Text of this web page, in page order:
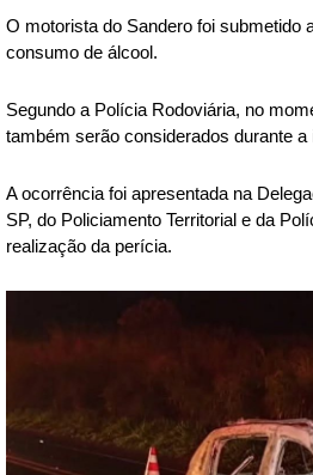
O motorista do Sandero foi submetido
consumo de álcool.
Segundo a Polícia Rodoviária, no
também serão considerados durante
A ocorrência foi apresentada na
SP, do Policiamento Territorial e da
realização da perícia.